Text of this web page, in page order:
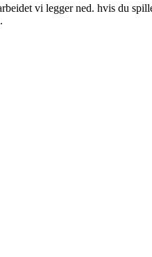
vi legger ned. hvis du